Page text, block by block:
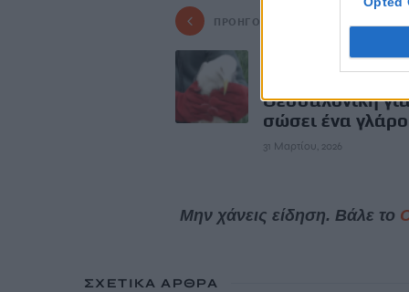
ΠΡΟΗΓΟΎΜΕΝΟ
Διασώστης της
Θεσσαλονίκη
σώσει ένα γλάρο
31 Μαρτίου, 2026
Μην χάνεις είδηση. Βάλε το
ΣΧΕΤΙΚΆ ΆΡΘΡΑ